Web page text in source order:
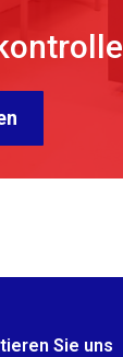
Sie uns